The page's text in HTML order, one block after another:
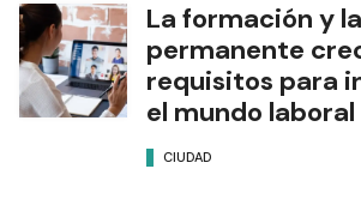
La formación y
permanente
requisitos para
el mundo laboral
CIUDAD